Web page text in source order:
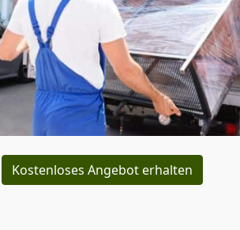
Kostenloses Angebot erhalten